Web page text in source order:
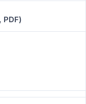
PDF)